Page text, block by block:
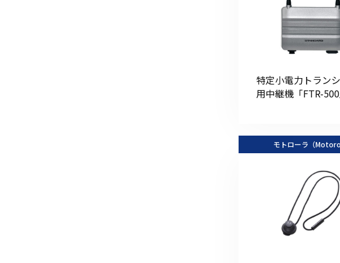
特定小電力トラン
用中継機「FTR-500
モトローラ（